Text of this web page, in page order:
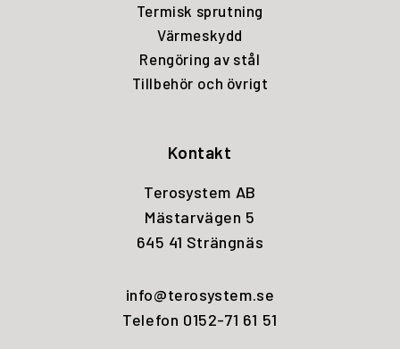
Termisk sprutning
Värmeskydd
Rengöring av stål
Tillbehör och övrigt
Kontakt
Terosystem AB
Mästarvägen 5
645 41 Strängnäs
info@terosystem.se
Telefon 0152-71 61 51